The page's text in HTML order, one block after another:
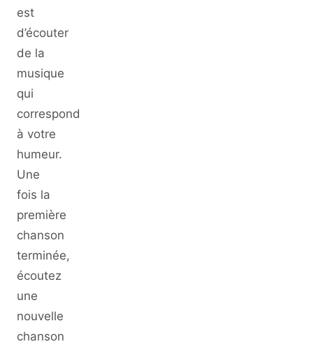
est
d’écouter
de la
musique
qui
correspond
à votre
humeur.
Une
fois la
première
chanson
terminée,
écoutez
une
nouvelle
chanson